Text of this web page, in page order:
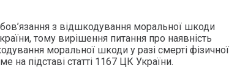
з відшкодування моральної шкоди
тому вирішення питання про наявність
моральної шкоди у разі смерті фізичної
на підставі статті 1167 ЦК України.